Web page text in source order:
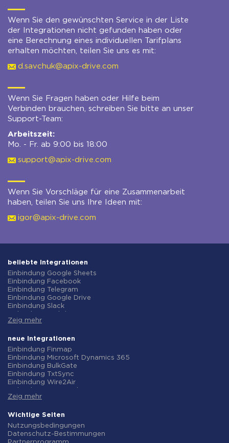
Wenn Sie den gewünschten Service in der Liste
der Integrationen nicht gefunden haben oder
eine Berechnung eines individuellen Tarifplans
erhalten möchten, teilen Sie uns es mit:
d.savchuk@apix-drive.com
Wenn Sie Fragen haben oder Hilfe beim
Verbinden brauchen, schreiben Sie bitte an unser
Support-Team:
Arbeitszeit:
Mo. - Fr. ab 9:00 bis 18:00
support@apix-drive.com
Wenn Sie Vorschläge für eine Zusammenarbeit
haben, teilen Sie uns Ihre Ideen mit:
igor@apix-drive.com
beliebte Integrationen
Einbindung Google Sheets
Einbindung Facebook
Einbindung Telegram
Einbindung Google Drive
Einbindung Slack
Einbindung Gmail
Einbindung ClickUp
Einbindung Airtable
Einbindung Google Contacts
Einbindung OpenAI (ChatGPT)
Einbindung Instagram
Einbindung ActiveCampaign
Einbindung Typeform
Einbindung Salesforce CRM
Einbindung Notion
Einbindung AWeber
Einbindung Asana
Zeig mehr
neue Integrationen
Einbindung Finmap
Einbindung Microsoft Dynamics 365
Einbindung BulkGate
Einbindung TxtSync
Einbindung Wire2Air
Einbindung Infobip
Einbindung AtomPark
Einbindung TXTImpact
Einbindung Campaign Monitor
Einbindung CM.com
Zeig mehr
Wichtige Seiten
Nutzungsbedingungen
Datenschutz-Bestimmungen